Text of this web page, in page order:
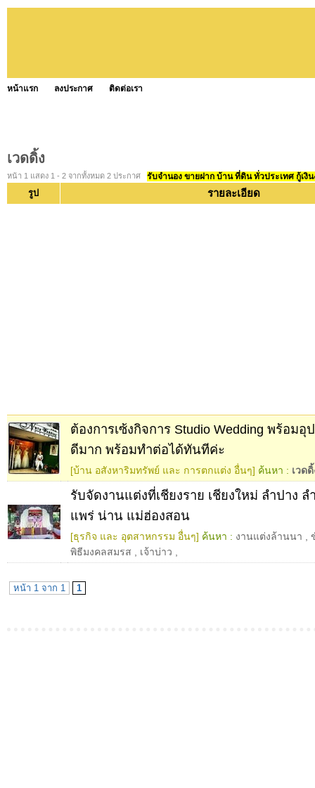
หน้าแรก ลงประกาศ ติดต่อเรา
เวดดิ้ง
หน้า 1 แสดง 1 - 2 จากทั้งหมด 2 ประกาศ รับจำนอง ขายฝาก บ้าน ที่ดิน ทั่วประเทศ กู้เงิ
รูป รายละเอียด
ต้องการเซ้งกิจการ Studio Wedding พร้อม
ดีมาก พร้อมทำต่อได้ทันทีค่ะ
[บ้าน อสังหาริมทรัพย์ และ การตกแต่ง อื่นๆ] ค้นหา : เวดดิ้
รับจัดงานแต่งที่เชียงราย เชียงใหม่ ลำปาง ล
แพร่ น่าน แม่ฮ่องสอน
[ธุรกิจ และ อุตสาหกรรม อื่นๆ] ค้นหา : งานแต่งล้านนา
พิธีมงคลสมรส
เจ้าบ่าว
หน้า 1 จาก 1 1